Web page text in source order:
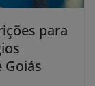
para
Goiás